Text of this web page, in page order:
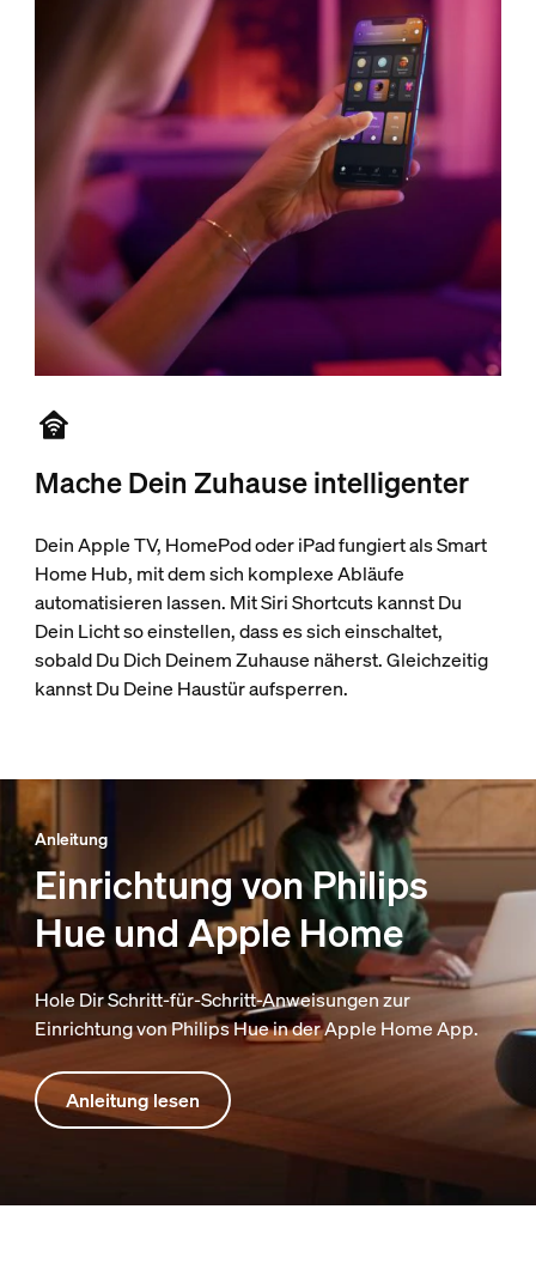
Mache Dein Zuhause intelligenter
Dein Apple TV, HomePod oder iPad fungiert als Smart
Home Hub, mit dem sich komplexe Abläufe
automatisieren lassen. Mit Siri Shortcuts kannst Du
Dein Licht so einstellen, dass es sich einschaltet,
sobald Du Dich Deinem Zuhause näherst. Gleichzeitig
kannst Du Deine Haustür aufsperren.
Anleitung
Einrichtung von Philips
Hue und Apple Home
Hole Dir Schritt-für-Schritt-Anweisungen zur
Einrichtung von Philips Hue in der Apple Home App.
Anleitung lesen